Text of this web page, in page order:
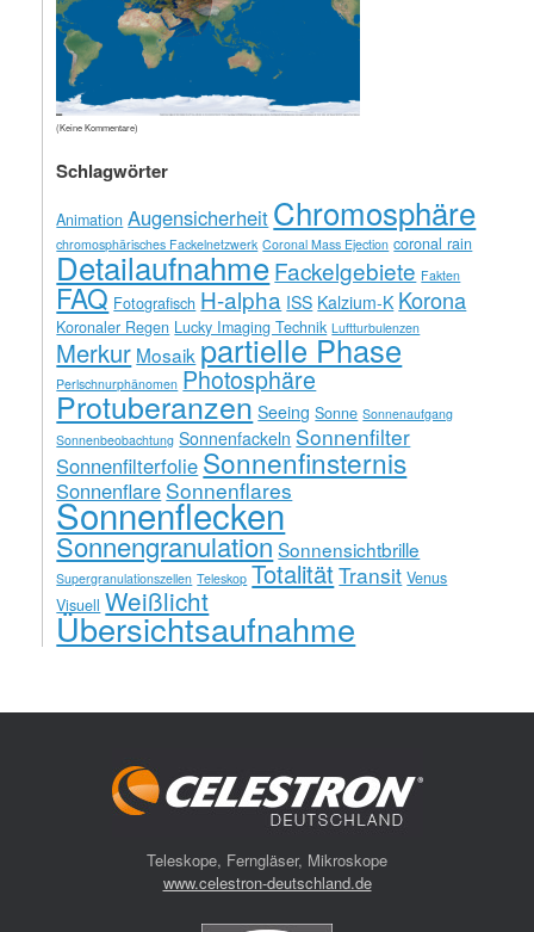
(Keine Kommentare)
Schlagwörter
Animation Augensicherheit Chromosphäre
chromosphärisches Fackelnetzwerk Coronal Mass Ejection coronal rain
DetailaufnahmeFackelgebiete Fakten
FAQ Fotografisch H-alpha ISS Kalzium-K Korona
Koronaler Regen Lucky Imaging Technik Luftturbulenzen
Merkur Mosaik partielle Phase
Perlschnurphänomen Photosphäre
Protuberanzen Seeing Sonne Sonnenaufgang
Sonnenbeobachtung Sonnenfackeln Sonnenfilter
Sonnenfilterfolie Sonnenfinsternis
Sonnenflare Sonnenflares
Sonnenflecken
SonnengranulationSonnensichtbrille
Supergranulationszellen Teleskop TotalitätTransit Venus
Visuell Weißlicht
Übersichtsaufnahme
Teleskope, Ferngläser, Mikroskope
www.celestron-deutschland.de